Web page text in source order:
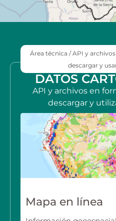
Área técnica / API y
descargar y
DATOS
API y archivos en
descargar y
Mapa en línea